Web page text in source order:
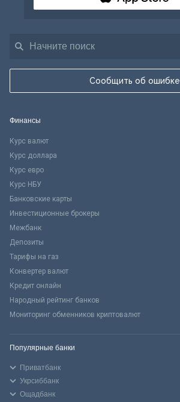
Сообщить об ошибке
Финансы
Курс валют
Курс доллара
Курс евро
Курс НБУ
Банковские карты
Инвестиционные брокеры
Межбанк
Депозиты
Тарифы на газ
Конвертер валют
Кредит онлайн
Народный рейтинг банков
Мониторинг обменников криптовалют
Популярные банки
Приватбанк
Укрсиббанк
Ощадбанк